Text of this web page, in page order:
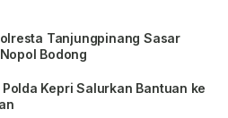
Tanjungpinang Sasar
Bodong
Kepri Salurkan Bantuan ke